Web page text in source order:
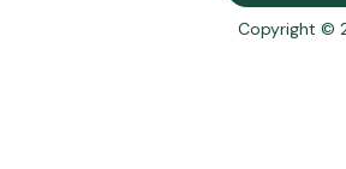
Copyright ©